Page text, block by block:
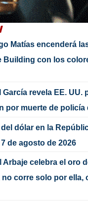
Matías encenderá
Building con los
García revela EE. UU.
por muerte de policía
del dólar en la
de agosto de 2026
Arbaje celebra el oro
no corre solo por ella,